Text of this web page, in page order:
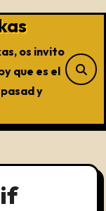
os invito
que es el
y